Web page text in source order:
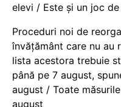
elevi / Este și un joc
Proceduri noi de
învățământ care nu au
lista acestora trebuie
până pe 7 august,
august / Toate
august